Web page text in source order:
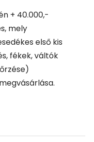
+ 40.000,-
mely
első kis
fékek, váltók